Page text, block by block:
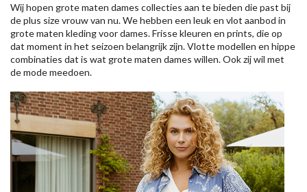
Wij hopen grote maten dames collecties aan te bieden die past bij
de plus size vrouw van nu. We hebben een leuk en vlot aanbod in
grote maten kleding voor dames. Frisse kleuren en prints, die op
dat moment in het seizoen belangrijk zijn. Vlotte modellen en hippe
combinaties dat is wat grote maten dames willen. Ook zij wil met
de mode meedoen.